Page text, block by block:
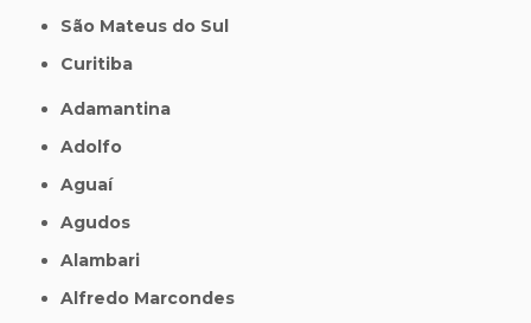
São Mateus do Sul
Curitiba
Adamantina
Adolfo
Aguaí
Agudos
Alambari
Alfredo Marcondes